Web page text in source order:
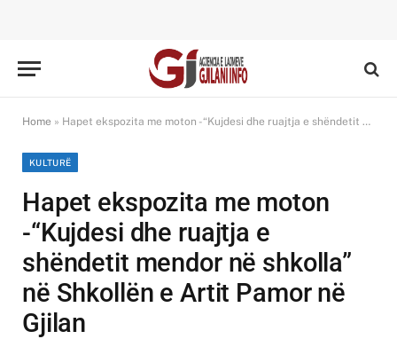
Home » Hapet ekspozita me moton -“Kujdesi dhe ruajtja e shëndetit mendor në shkolla” në Shkollën e Artit Pamor në Gjilan
KULTURË
Hapet ekspozita me moton
-“Kujdesi dhe ruajtja e
shëndetit mendor në shkolla”
në Shkollën e Artit Pamor në
Gjilan